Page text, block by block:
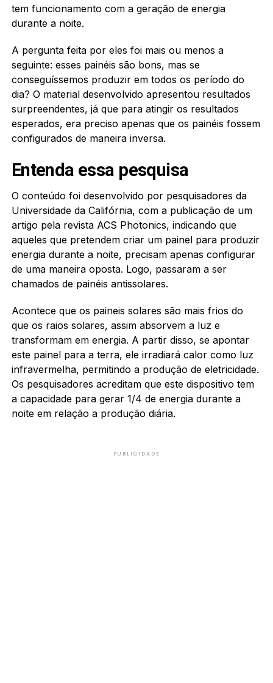
tem funcionamento com a geração de energia
durante a noite.
A pergunta feita por eles foi mais ou menos a
seguinte: esses painéis são bons, mas se
conseguíssemos produzir em todos os período do
dia? O material desenvolvido apresentou resultados
surpreendentes, já que para atingir os resultados
esperados, era preciso apenas que os painéis fossem
configurados de maneira inversa.
Entenda essa pesquisa
O conteúdo foi desenvolvido por pesquisadores da
Universidade da Califórnia, com a publicação de um
artigo pela revista ACS Photonics, indicando que
aqueles que pretendem criar um painel para produzir
energia durante a noite, precisam apenas configurar
de uma maneira oposta. Logo, passaram a ser
chamados de painéis antissolares.
Acontece que os paineis solares são mais frios do
que os raios solares, assim absorvem a luz e
transformam em energia. A partir disso, se apontar
este painel para a terra, ele irradiará calor como luz
infravermelha, permitindo a produção de eletricidade.
Os pesquisadores acreditam que este dispositivo tem
a capacidade para gerar 1/4 de energia durante a
noite em relação a produção diária.
PUBLICIDADE